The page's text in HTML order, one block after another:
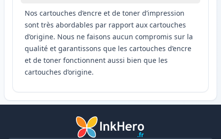
Nos cartouches d’encre et de toner d’impression
sont très abordables par rapport aux cartouches
d’origine. Nous ne faisons aucun compromis sur la
qualité et garantissons que les cartouches d’encre
et de toner fonctionnent aussi bien que les
cartouches d’origine.